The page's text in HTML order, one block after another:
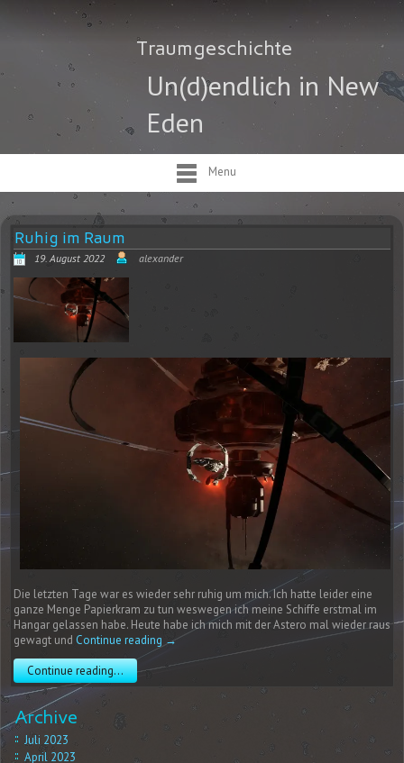
Traumgeschichte
Un(d)endlich in New
Eden
Menu
Ruhig im Raum
19. August 2022 alexander
Die letzten Tage war es wieder sehr ruhig um mich. Ich hatte leider eine
ganze Menge Papierkram zu tun weswegen ich meine Schiffe erstmal im
Hangar gelassen habe. Heute habe ich mich mit der Astero mal wieder raus
gewagt und Continue reading →
Continue reading...
Archive
Juli 2023
April 2023